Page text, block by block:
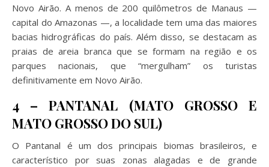
Novo Airão. A menos de 200 quilômetros de Manaus —
capital do Amazonas —, a localidade tem uma das maiores
bacias hidrográficas do país. Além disso, se destacam as
praias de areia branca que se formam na região e os
parques nacionais, que “mergulham” os turistas
definitivamente em Novo Airão.
4 – PANTANAL (MATO GROSSO E
MATO GROSSO DO SUL)
O Pantanal é um dos principais biomas brasileiros, e
característico por suas zonas alagadas e de grande